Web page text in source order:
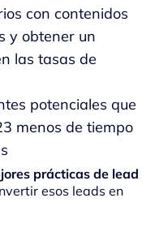
con contenidos
y obtener un
las tasas de
potenciales que
menos de tiempo
prácticas de lead
esos leads en